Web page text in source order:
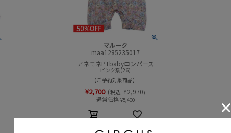
マルーク
maa1285235017
アネモネPTbabyロンパース
ピンク系(26)
ご予約対象商品
¥2,700 (税込: ¥2,970)
通常価格 ¥5,400